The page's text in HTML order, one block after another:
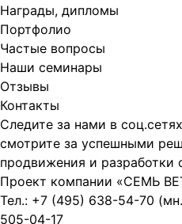
Награды, дипломы
Портфолио
Частые вопросы
Наши семинары
Отзывы
Контакты
Следите за нами в
смотрите за успешными
продвижения и разработки
Проект компании «СЕМЬ
Тел.: +7 (495) 638-54-70
505-04-17